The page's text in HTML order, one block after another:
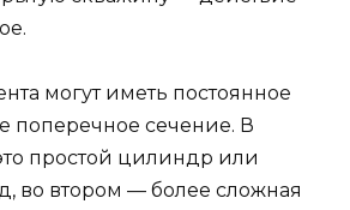
могут иметь постоянное
поперечное сечение. В
простой цилиндр или
во втором — более сложная